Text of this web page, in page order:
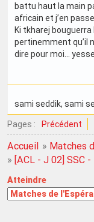
battu haut la main
africain et j’en
Ki tkharej
pertinemment qu’il
dire pour moi…
sami seddik, sami
Pages : Précédent
Accueil » Matches
» [ACL - J 02] SSC
Atteindre